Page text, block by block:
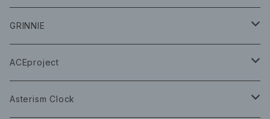
CD
グッズ
GRINNIE
グッズ
ACEproject
グッズ
Asterism Clock